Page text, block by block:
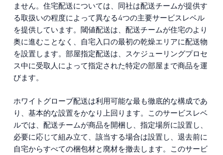
ません。住宅配送については、同社は配送チームが提供す
る取扱いの程度によって異なる4つの主要サービスレベル
を提供しています。閾値配送は、配送チームが住宅のより
奥に進むことなく、自宅入口の最初の乾燥エリアに配送物
を設置します。部屋指定配送は、スケジューリングプロセ
ス中に受取人によって指定された特定の部屋まで商品を運
びます。
ホワイトグローブ配送は利用可能な最も徹底的な構成であ
り、基本的な設置をかなり上回ります。このサービスレベ
ルでは、配送チームが商品を開梱し、指定場所に設置し、
必要に応じて組み立て、該当する場合は設置し、退去前に
自宅からすべての梱包材と廃材を撤去します。このサービ